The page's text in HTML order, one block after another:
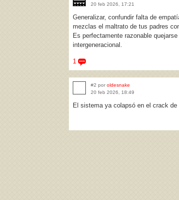
20 feb 2026, 17:21
Generalizar, confundir falta de
mezclas el maltrato de tus padres
Es perfectamente razonable
intergeneracional.
1
#2 por oldesnake
20 feb 2026, 18:49
El sistema ya colapsó en el crack de